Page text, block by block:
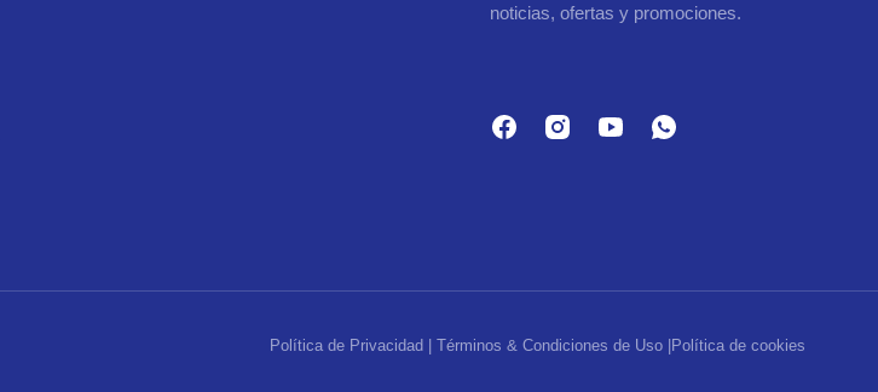
noticias, ofertas y promociones.
Política de Privacidad | Términos & Condiciones de Uso | Política de cookies